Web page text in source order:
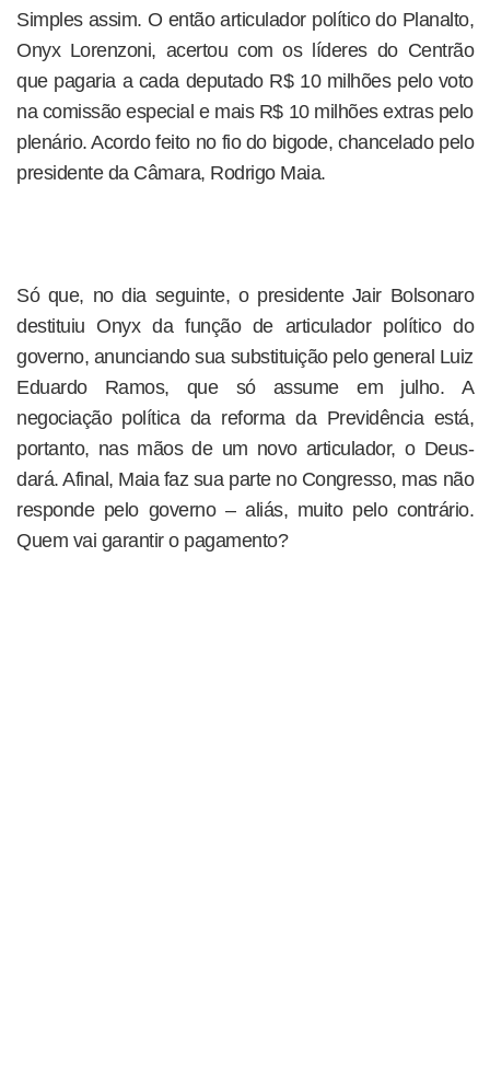
Simples assim. O então articulador político do Planalto,
Onyx Lorenzoni, acertou com os líderes do Centrão
que pagaria a cada deputado R$ 10 milhões pelo voto
na comissão especial e mais R$ 10 milhões extras pelo
plenário. Acordo feito no fio do bigode, chancelado pelo
presidente da Câmara, Rodrigo Maia.
Só que, no dia seguinte, o presidente Jair Bolsonaro
destituiu Onyx da função de articulador político do
governo, anunciando sua substituição pelo general Luiz
Eduardo Ramos, que só assume em julho. A
negociação política da reforma da Previdência está,
portanto, nas mãos de um novo articulador, o Deus-
dará. Afinal, Maia faz sua parte no Congresso, mas não
responde pelo governo – aliás, muito pelo contrário.
Quem vai garantir o pagamento?